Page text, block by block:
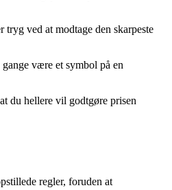
ved at modtage den skarpeste
være et symbol på en
du hellere vil godtgøre prisen
regler, foruden at